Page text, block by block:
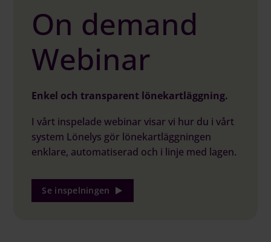
On demand
Webinar
Enkel och transparent lönekartläggning.
I vårt inspelade webinar visar vi hur du i vårt
system Lönelys gör lönekartläggningen
enklare, automatiserad och i linje med lagen.
Se inspelningen